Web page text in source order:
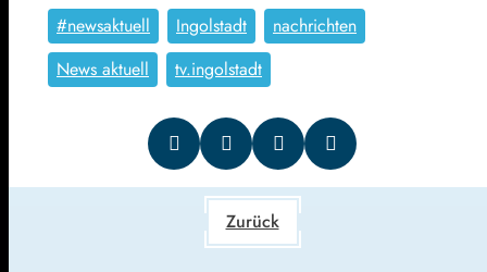
#newsaktuell Ingolstadt
nachrichten
News aktuell
tv.ingolstadt
Zurück